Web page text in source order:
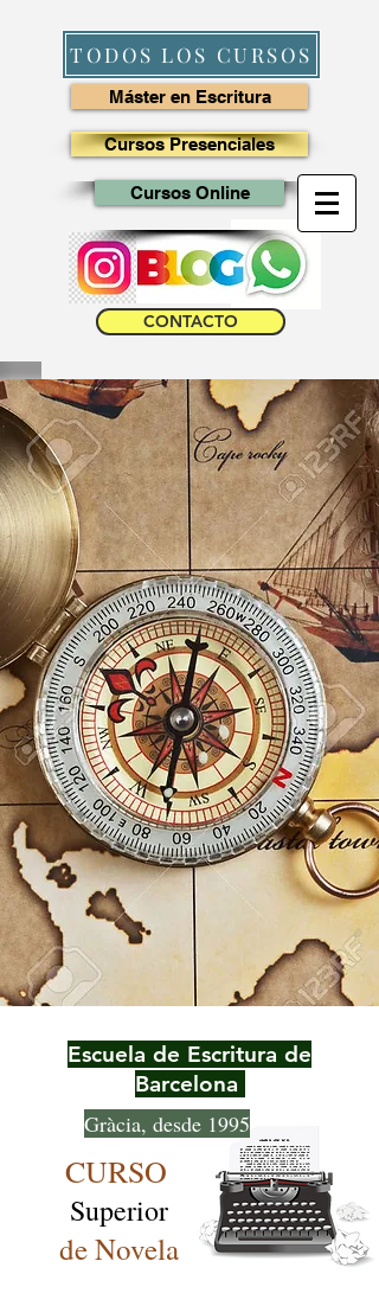
TODOS LOS CURSOS
Máster en Escritura
Cursos Presenciales
Cursos Online
CONTACTO
Escuela de Escritura de
Barcelona
CURSO
Superior
de Novela
Gràcia, desde 1995